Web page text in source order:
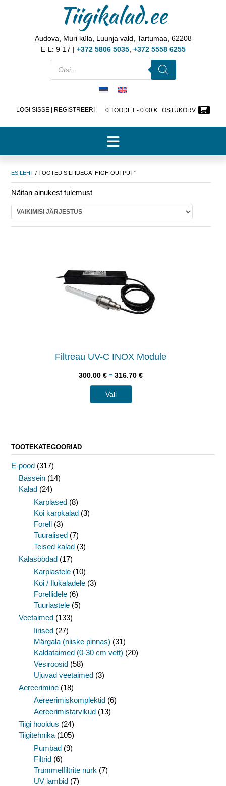
Tiigikalad.ee
Audova, Muri küla, Luunja vald, Tartumaa, 62208
E-L: 9-17 | +372 5806 5035, +372 5558 6255
LOGI SISSE | REGISTREERI 0 TOODET - 0.00 € OSTUKORV
ESILEHT / TOOTED SILTIDEGA “HIGH OUTPUT”
Näitan ainukest tulemust
Filtreau UV-C INOX Module
300.00€ – 316.70€
Vali
TOOTEKATEGOORIAD
E-pood (317)
Bassein (14)
Kalad (24)
Karplased (8)
Koi karpkalad (3)
Forell (3)
Tuuralised (7)
Teised kalad (3)
Kalasöödad (17)
Karplastele (10)
Koi / Ilukaladele (3)
Forellidele (6)
Tuurlastele (5)
Veetaimed (133)
Iirised (27)
Märgala (niiske pinnas) (31)
Kaldataimed (0-30 cm vett) (20)
Vesiroosid (58)
Ujuvad veetaimed (3)
Aereerimine (18)
Aereerimiskomplektid (6)
Aereerimistarvikud (13)
Tiigi hooldus (24)
Tiigitehnika (105)
Pumbad (9)
Filtrid (6)
Trummelfiltrite nurk (7)
UV lambid (7)